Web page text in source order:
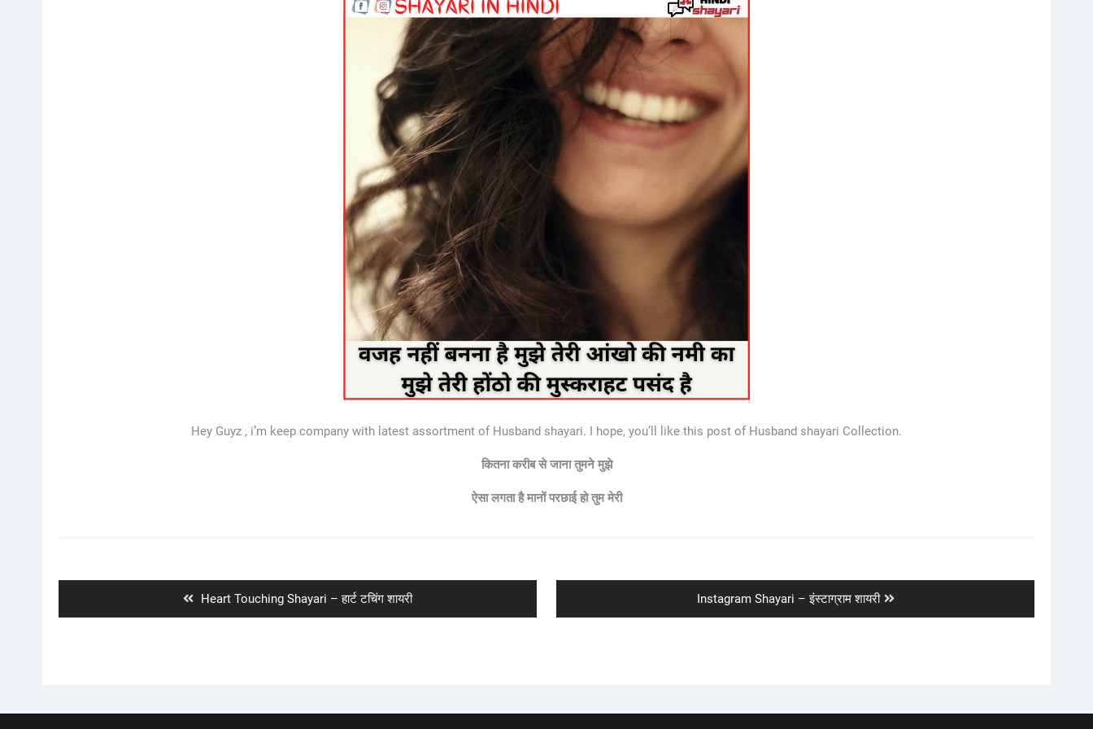
Hey Guyz , i’m keep company with latest assortment of Husband shayari. I hope, you’ll like this post of Husband shayari Collection.
कितना करीब से जाना तुमने मुझे
ऐसा लगता है मानों परछाई हो तुम मेरी
Previous
post:
Heart Touching Shayari – हार्ट टचिंग शायरी
Next
post:
Instagram Shayari – इंस्टाग्राम शायरी